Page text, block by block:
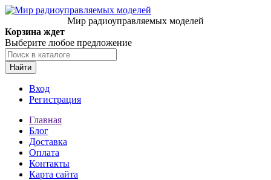
Мир радиоуправляемых моделей
Корзина ждет
Выберите любое предложение
Найти
Вход
Регистрация
Главная
Блог
Доставка
Оплата
Контакты
Карта сайта